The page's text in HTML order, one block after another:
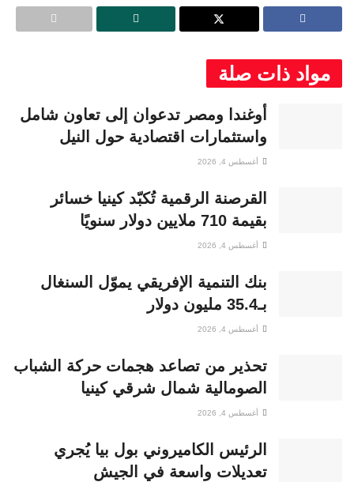
مواد ذات صلة
أوغندا ومصر تدعوان إلى تعاون شامل
واستثمارات اقتصادية حول النيل
أغسطس 4, 2026
القرصنة الرقمية تُكبّد كينيا خسائر
بقيمة 710 ملايين دولار سنويًا
أغسطس 4, 2026
بنك التنمية الإفريقي يموّل السنغال
بـ35.4 مليون دولار
أغسطس 4, 2026
تحذير من تصاعد هجمات حركة الشباب
الصومالية شمال شرقي كينيا
أغسطس 4, 2026
الرئيس الكاميروني بول بيا يُجري
تعديلات واسعة في الجيش